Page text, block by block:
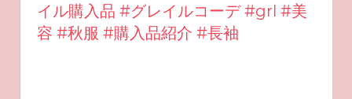
イル購入品 #グレイルコーデ #grl #美
容 #秋服 #購入品紹介 #長袖